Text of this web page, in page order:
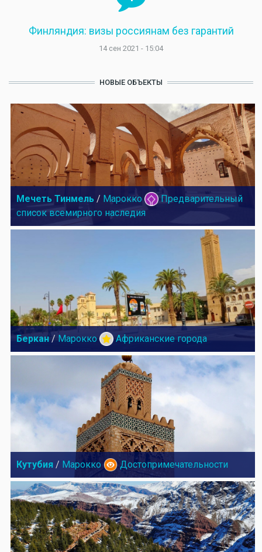
Финляндия: визы россиянам без гарантий
14 сен 2021 - 15:04
НОВЫЕ ОБЪЕКТЫ
Мечеть Тинмель / Марокко
Предварительный
список всемирного наследия
Беркан / Марокко Африканские города
Кутубия / Марокко Достопримечательности